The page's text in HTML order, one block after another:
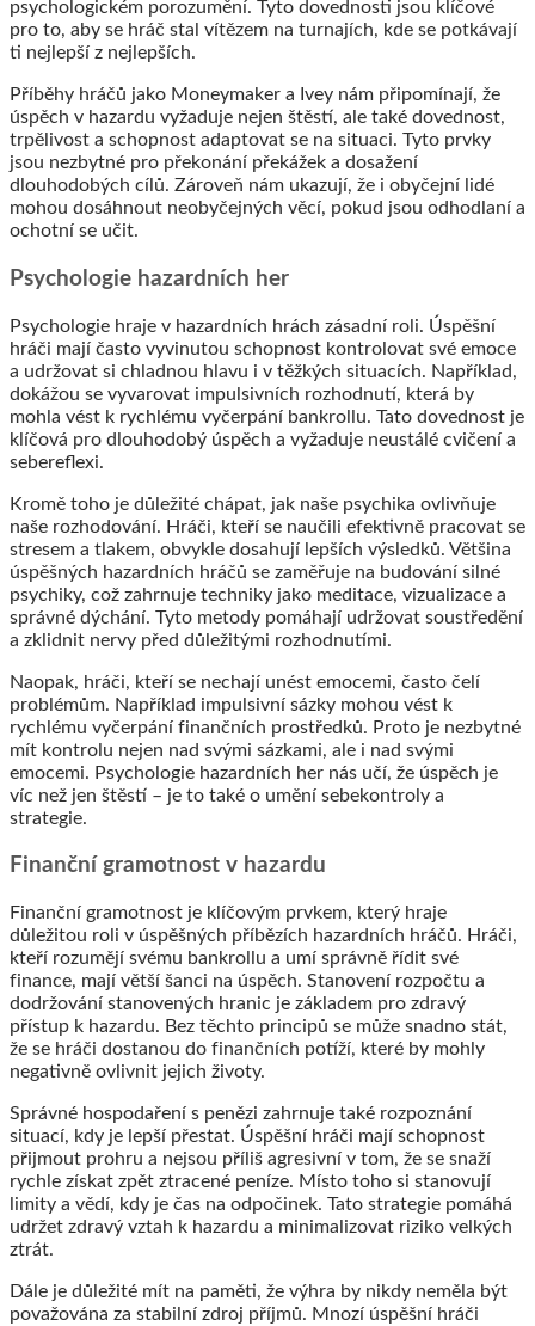
psychologickém porozumění. Tyto dovednosti jsou klíčové
pro to, aby se hráč stal vítězem na turnajích, kde se potkávají
ti nejlepší z nejlepších.
Příběhy hráčů jako Moneymaker a Ivey nám připomínají, že
úspěch v hazardu vyžaduje nejen štěstí, ale také dovednost,
trpělivost a schopnost adaptovat se na situaci. Tyto prvky
jsou nezbytné pro překonání překážek a dosažení
dlouhodobých cílů. Zároveň nám ukazují, že i obyčejní lidé
mohou dosáhnout neobyčejných věcí, pokud jsou odhodlaní a
ochotní se učit.
Psychologie hazardních her
Psychologie hraje v hazardních hrách zásadní roli. Úspěšní
hráči mají často vyvinutou schopnost kontrolovat své emoce
a udržovat si chladnou hlavu i v těžkých situacích. Například,
dokážou se vyvarovat impulsivních rozhodnutí, která by
mohla vést k rychlému vyčerpání bankrollu. Tato dovednost je
klíčová pro dlouhodobý úspěch a vyžaduje neustálé cvičení a
sebereflexi.
Kromě toho je důležité chápat, jak naše psychika ovlivňuje
naše rozhodování. Hráči, kteří se naučili efektivně pracovat se
stresem a tlakem, obvykle dosahují lepších výsledků. Většina
úspěšných hazardních hráčů se zaměřuje na budování silné
psychiky, což zahrnuje techniky jako meditace, vizualizace a
správné dýchání. Tyto metody pomáhají udržovat soustředění
a zklidnit nervy před důležitými rozhodnutími.
Naopak, hráči, kteří se nechají unést emocemi, často čelí
problémům. Například impulsivní sázky mohou vést k
rychlému vyčerpání finančních prostředků. Proto je nezbytné
mít kontrolu nejen nad svými sázkami, ale i nad svými
emocemi. Psychologie hazardních her nás učí, že úspěch je
víc než jen štěstí – je to také o umění sebekontroly a
strategie.
Finanční gramotnost v hazardu
Finanční gramotnost je klíčovým prvkem, který hraje
důležitou roli v úspěšných příbězích hazardních hráčů. Hráči,
kteří rozumějí svému bankrollu a umí správně řídit své
finance, mají větší šanci na úspěch. Stanovení rozpočtu a
dodržování stanovených hranic je základem pro zdravý
přístup k hazardu. Bez těchto principů se může snadno stát,
že se hráči dostanou do finančních potíží, které by mohly
negativně ovlivnit jejich životy.
Správné hospodaření s penězi zahrnuje také rozpoznání
situací, kdy je lepší přestat. Úspěšní hráči mají schopnost
přijmout prohru a nejsou příliš agresivní v tom, že se snaží
rychle získat zpět ztracené peníze. Místo toho si stanovují
limity a vědí, kdy je čas na odpočinek. Tato strategie pomáhá
udržet zdravý vztah k hazardu a minimalizovat riziko velkých
ztrát.
Dále je důležité mít na paměti, že výhra by nikdy neměla být
považována za stabilní zdroj příjmů. Mnozí úspěšní hráči